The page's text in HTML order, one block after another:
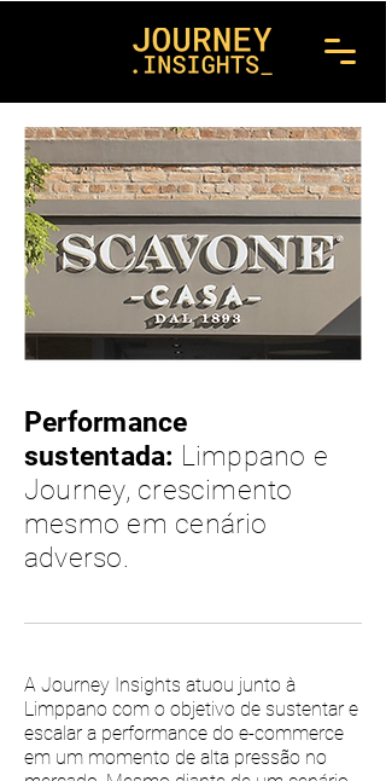
Performance
sustentada: Limppano e
Journey, crescimento
mesmo em cenário
adverso.
A Journey Insights atuou junto à
Limppano com o objetivo de sustentar e
escalar a performance do e-commerce
em um momento de alta pressão no